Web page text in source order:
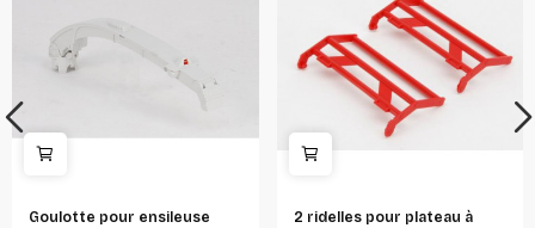
Goulotte pour ensileuse
2 ridelles pour plateau à